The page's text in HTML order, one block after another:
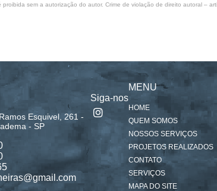
sem a autorização do autor. Crime de violação de direito autoral –
Esquivel, 261 -
- SP
Siga-nos
MENU
HOME
QUEM SOMOS
NOSSOS SERVIÇOS
PROJETOS REALIZADOS
CONTATO
SERVIÇOS
MAPA DO SITE